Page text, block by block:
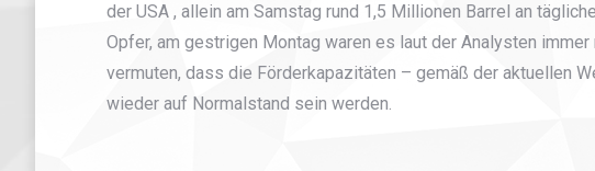
der USA , allein am Samstag rund 1,5 Millionen Barrel an
Opfer, am gestrigen Montag waren es laut der Analysten
vermuten, dass die Förderkapazitäten – gemäß der aktuellen
wieder auf Normalstand sein werden.